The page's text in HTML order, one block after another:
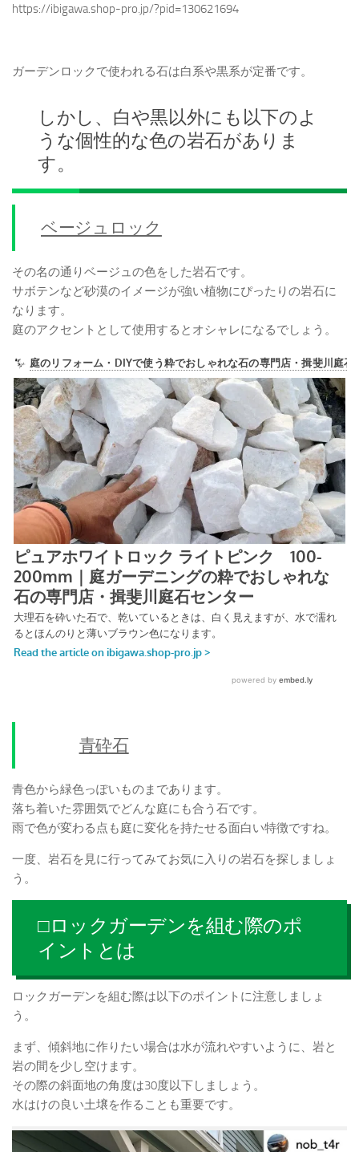
https://ibigawa.shop-pro.jp/?pid=130621694
ガーデンロックで使われる石は白系や黒系が定番です。
しかし、白や黒以外にも以下のよ
うな個性的な色の岩石がありま
す。
ベージュロック
その名の通りベージュの色をした岩石です。
サボテンなど砂漠のイメージが強い植物にぴったりの岩石に
なります。
庭のアクセントとして使用するとオシャレになるでしょう。
青砕石
青色から緑色っぽいものまであります。
落ち着いた雰囲気でどんな庭にも合う石です。
雨で色が変わる点も庭に変化を持たせる面白い特徴ですね。
一度、岩石を見に行ってみてお気に入りの岩石を探しましょ
う。
□ロックガーデンを組む際のポ
イントとは
ロックガーデンを組む際は以下のポイントに注意しましょ
う。
まず、傾斜地に作りたい場合は水が流れやすいように、岩と
岩の間を少し空けます。
その際の斜面地の角度は30度以下しましょう。
水はけの良い土壌を作ることも重要です。